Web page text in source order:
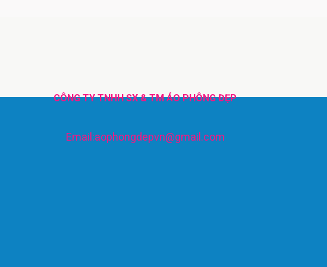
CÔNG TY TNHH SX & TM ÁO PHÔNG ĐẸP
Email:aophongdepvn@gmail.com